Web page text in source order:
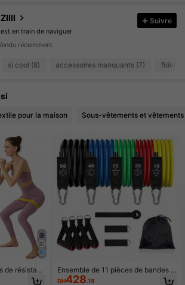
20 Suiveurs
20 Suiveurs
20 Suiveurs
20 Suiveurs
20 Suiveurs
20 Suiveurs
20 Suiveurs
Suivre
récemment
si cool (8) accessoires manquants (7) fidèle
pour la maison Sous-vêtements et
de résistan
et la
Ensemble de 11 pièces de bandes d
e résistance, comprend des tubes d
DH428.18